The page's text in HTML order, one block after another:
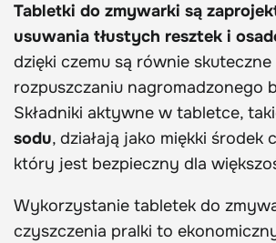
Tabletki do zmywarki są
usuwania tłustych resztek i
dzięki czemu są równie
rozpuszczaniu nagromadzonego
Składniki aktywne w tabletce,
sodu, działają jako miękki środek
który jest bezpieczny dla
Wykorzystanie tabletek do
czyszczenia pralki to